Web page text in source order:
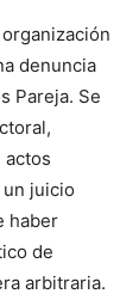
denuncia
Pareja. Se
juicio
haber
de
arbitraria.